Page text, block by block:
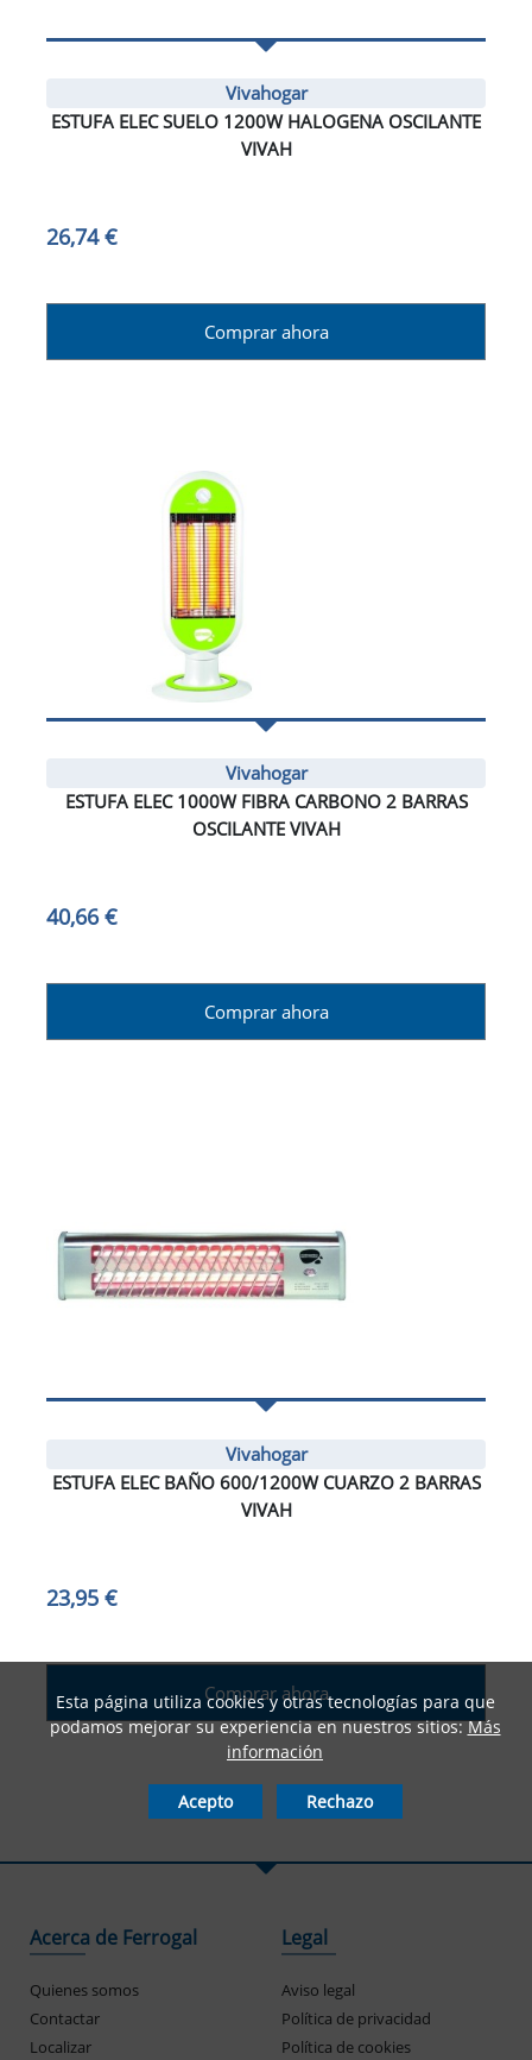
Vivahogar
ESTUFA ELEC SUELO 1200W HALOGENA OSCILANTE
VIVAH
26,74 €
Comprar ahora
Vivahogar
ESTUFA ELEC 1000W FIBRA CARBONO 2 BARRAS
OSCILANTE VIVAH
40,66 €
Comprar ahora
Vivahogar
ESTUFA ELEC BAÑO 600/1200W CUARZO 2 BARRAS
VIVAH
23,95 €
Comprar ahora
Acerca de Ferrogal
Quienes somos
Contactar
Localizar
Legal
Aviso legal
Política de privacidad
Política de cookies
Esta página utiliza cookies y otras tecnologías para que
podamos mejorar su experiencia en nuestros sitios:Más
información
Acepto Rechazo